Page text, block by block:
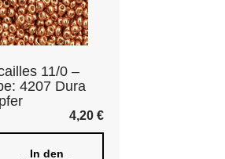
11/0 –
4207 Dura
4,20 €
In den